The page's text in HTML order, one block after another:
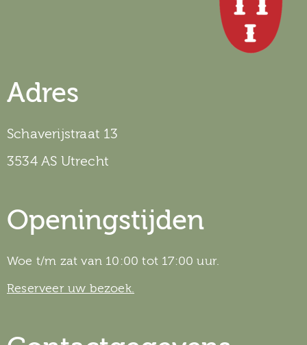
Adres
Schaverijstraat 13
3534 AS Utrecht
Openingstijden
Woe t/m zat van 10:00 tot 17:00 uur.
Reserveer uw bezoek.